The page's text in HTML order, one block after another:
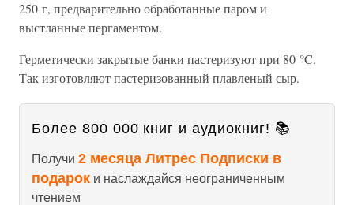
250 г, предварительно обработанные паром и
выстланные пергаментом.
Герметически закрытые банки пастеризуют при 80 °C.
Так изготовляют пастеризованный плавленый сыр.
Более 800 000 книг и аудиокниг! 📚
Получи 2 месяца Литрес Подписки в
подарок и наслаждайся неограниченным
чтением